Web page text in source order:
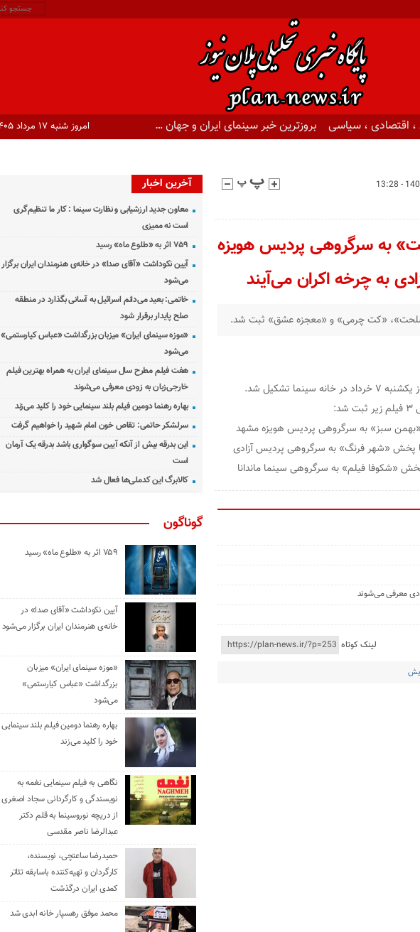
، اقتصادی ، سیاسی
بروزترین خبر سینمای ایران و جهان …
امروز شنبه ۱۷ مرداد ۱۴۰۵ - Saturday 8 August 2026
به سرگروهی پردیس هویزه
به چرخه اکران می‌آیند
«کت چرمی» و «معجزه عشق» ثبت شد.
تشکیل شد.
سبز» به سرگروهی پردیس هویزه مشهد
پخش «شهر فرنگ» به سرگروهی پردیس آزادی
«شکوفا فیلم» به سرگروهی سینما ماندانا
معرفی می‌شوند
لینک کوتاه
آخرین اخبار
معاون جدید ارزشیابی و نظارت سینما : کار ما تنظیم‌گری
است نه ممیزی
۷۵۹ اثر به «طلوع ماه» رسید
آیین نکوداشت «آقای صدا» در خانه‌ی هنرمندان ایران برگزار
می‌شود
خاتمی: بعید می‌دانم اسرائیل به آسانی بگذارد در منطقه
صلح پایدار برقرار شود
«موزه سینمای ایران» میزبان بزرگداشت «عباس کیارستمی»
می‌شود
هفت فیلم مطرح سال سینمای ایران به همراه بهترین فیلم
خارجی‌زبان به زودی معرفی می‌شوند
بهاره رهنما دومین فیلم بلند سینمایی خود را کلید می‌زند
سرلشکر حاتمی: تقاص خون امام شهید را خواهیم گرفت
این بدرقه بیش از آنکه آیین سوگواری باشد بدرقه یک آرمان
است
کالابرگ این کدملی‌ها فعال شد
گوناگون
۷۵۹ اثر به «طلوع ماه» رسید
آیین نکوداشت «آقای صدا» در
خانه‌ی هنرمندان ایران برگزار می‌شود
«موزه سینمای ایران» میزبان
بزرگداشت «عباس کیارستمی»
می‌شود
بهاره رهنما دومین فیلم بلند سینمایی
خود را کلید می‌زند
نگاهی به فیلم سینمایی نغمه به
نویسندگی و کارگردانی سجاد اصغری
از دریچه نوروسینما به قلم دکتر
عبدالرضا ناصر مقدسی
حمیدرضا ساعتچی، نویسنده،
کارگردان و تهیه‌کننده باسابقه تئاتر
کمدی ایران درگذشت
محمد موفق رهسپار خانه ابدی شد